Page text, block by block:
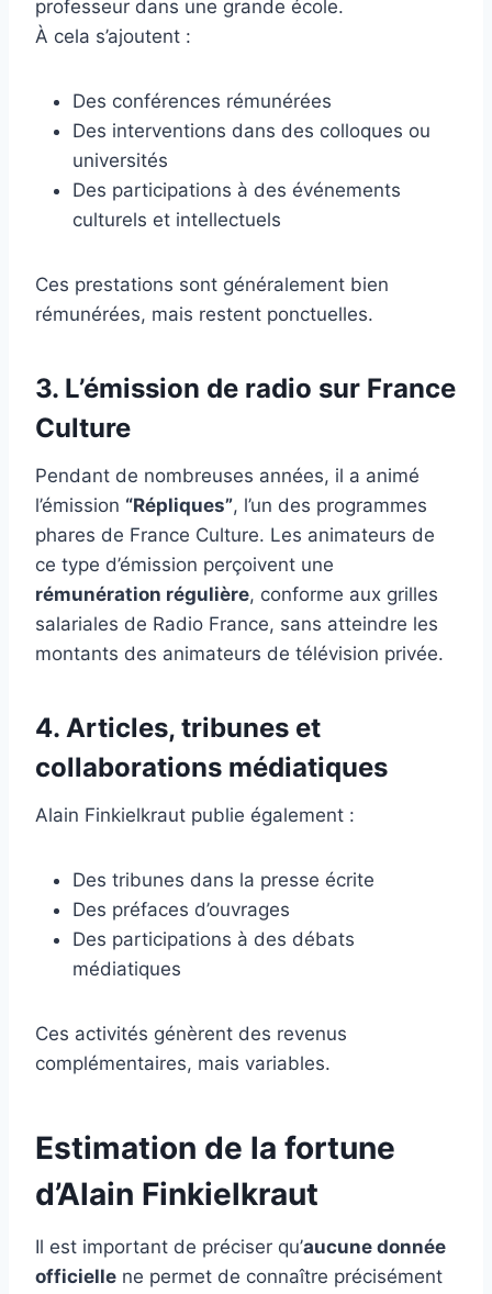
professeur dans une grande école.
À cela s’ajoutent :
Des conférences rémunérées
Des interventions dans des colloques ou
universités
Des participations à des événements
culturels et intellectuels
Ces prestations sont généralement bien
rémunérées, mais restent ponctuelles.
3. L’émission de radio sur France
Culture
Pendant de nombreuses années, il a animé
l’émission “Répliques”, l’un des programmes
phares de France Culture. Les animateurs de
ce type d’émission perçoivent une
rémunération régulière, conforme aux grilles
salariales de Radio France, sans atteindre les
montants des animateurs de télévision privée.
4. Articles, tribunes et
collaborations médiatiques
Alain Finkielkraut publie également :
Des tribunes dans la presse écrite
Des préfaces d’ouvrages
Des participations à des débats
médiatiques
Ces activités génèrent des revenus
complémentaires, mais variables.
Estimation de la fortune
d’Alain Finkielkraut
Il est important de préciser qu’aucune donnée
officielle ne permet de connaître précisément